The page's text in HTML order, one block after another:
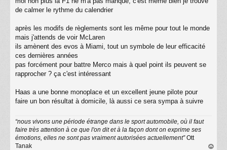
e
de calmer le rythme du calendrier
après les modifs de règlements sont les même pour tout le monde
mais j'attends de voir McLaren
ils amènent des evos à Miami, tout un symbole de leur efficacité
ces dernières années
pas forcément pour battre Merco mais à quel point ils peuvent se
rapprocher ? ça c'est intéressant
Haas a une bonne monoplace et un excellent jeune pilote pour
faire un bon résultat à domicile, là aussi ce sera sympa à suivre
“nous vivons une période étrange dans le sport automobile, où il faut
faire très attention à ce que l'on dit et à la façon dont on exprime ses
émotions, elles ne sont pas vraiment autorisées actuellement”Ott
Tanak